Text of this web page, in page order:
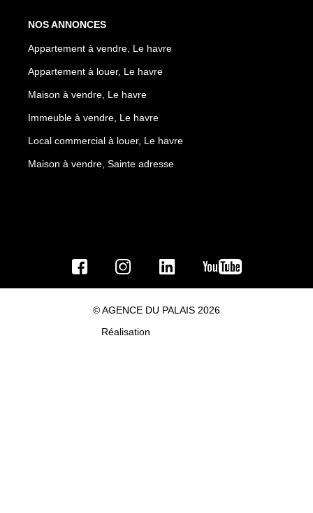
NOS ANNONCES
Appartement à vendre, Le havre
Appartement à louer, Le havre
Maison à vendre, Le havre
Immeuble à vendre, Le havre
Local commercial à louer, Le havre
Maison à vendre, Sainte adresse
© AGENCE DU PALAIS 2026
Réalisation